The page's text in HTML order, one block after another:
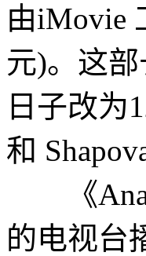
由iMovie
元)。这
日子改为
和
《
的电视台